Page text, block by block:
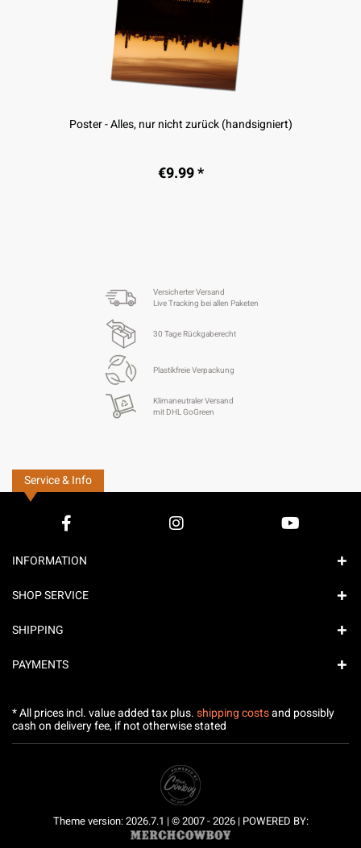
Versicherter Versand
Live Tracking bei allen Paketen
30 Tage Rückgaberecht
Plastikfreie Verpackung
Klimaneutraler Versand
mit DHL GoGreen
Poster - Alles, nur nicht zurück (handsigniert)
€9.99 *
Service & Info
INFORMATION
SHOP SERVICE
SHIPPING
PAYMENTS
* All prices incl. value added tax plus.shipping costsand possibly
cash on delivery fee, if not otherwise stated
Theme version: 2026.7.1 | © 2007 - 2026 | POWERED BY: